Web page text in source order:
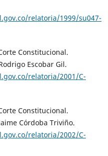
relatoria/1999/su047-
Constitucional.
Escobar Gil.
relatoria/2001/C-
Constitucional.
Córdoba Triviño.
relatoria/2002/C-